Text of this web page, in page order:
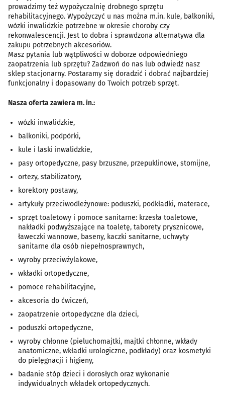
prowadzimy też wypożyczalnię drobnego sprzętu
rehabilitacyjnego. Wypożyczyć u nas można m.in. kule, balkoniki,
wózki inwalidzkie potrzebne w okresie choroby czy
rekonwalescencji. Jest to dobra i sprawdzona alternatywa dla
zakupu potrzebnych akcesoriów.
Masz pytania lub wątpliwości w doborze odpowiedniego
zaopatrzenia lub sprzętu? Zadzwoń do nas lub odwiedź nasz
sklep stacjonarny. Postaramy się doradzić i dobrać najbardziej
funkcjonalny i dopasowany do Twoich potrzeb sprzęt.
Nasza oferta zawiera m. in.:
wózki inwalidzkie,
balkoniki, podpórki,
kule i laski inwalidzkie,
pasy ortopedyczne, pasy brzuszne, przepuklinowe, stomijne,
ortezy, stabilizatory,
korektory postawy,
artykuły przeciwodleżynowe: poduszki, podkładki, materace,
sprzęt toaletowy i pomoce sanitarne: krzesła toaletowe,
nakładki podwyższające na toaletę, taborety prysznicowe,
ławeczki wannowe, baseny, kaczki sanitarne, uchwyty
sanitarne dla osób niepełnosprawnych,
wyroby przeciwżylakowe,
wkładki ortopedyczne,
pomoce rehabilitacyjne,
akcesoria do ćwiczeń,
zaopatrzenie ortopedyczne dla dzieci,
poduszki ortopedyczne,
wyroby chłonne (pieluchomajtki, majtki chłonne, wkłady
anatomiczne, wkładki urologiczne, podkłady) oraz kosmetyki
do pielęgnacji i higieny,
badanie stóp dzieci i dorosłych oraz wykonanie
indywidualnych wkładek ortopedycznych.